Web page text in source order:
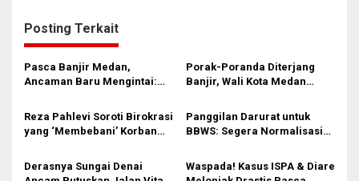
a
s
i
p
o
s
Posting Terkait
Pasca Banjir Medan,
Ancaman Baru Mengintai:
BBM!
Porak-Poranda Diterjang
Banjir, Wali Kota Medan
Muslimin
Reza Pahlevi Soroti Birokrasi
yang ‘Membebani’ Korban
Harus Cepat, Bukan Terjebak
Regulasi”
Panggilan Darurat untuk
BBWS: Segera Normalisasi
Pasca Banjir Besar!
Derasnya Sungai Denai
Waspada! Kasus ISPA & Diare